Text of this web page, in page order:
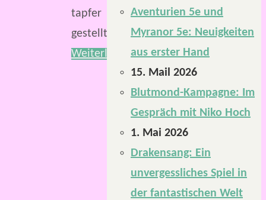
tapfer
gestellt.
Weiterlesen
Aventurien 5e und
Myranor 5e: Neuigkeiten
aus erster Hand
15. Mail 2026
Blutmond-Kampagne: Im
Gespräch mit Niko Hoch
1. Mai 2026
Drakensang: Ein
unvergessliches Spiel in
der fantastischen Welt